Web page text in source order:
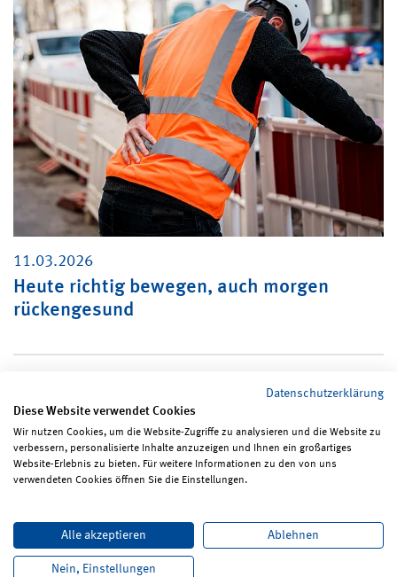
11.03.2026
Heute richtig bewegen, auch morgen
rückengesund
Alle Meldungen
Seite teilen Seite drucken
Erklärung zur Barrierefreiheit
ReadSpeaker
Bildrechte
Karriere
Newsletter Kontakt
Datenschutzerklärung
Diese Website verwendet Cookies
Wir nutzen Cookies, um die Website-Zugriffe zu analysieren und die Website zu
verbessern, personalisierte Inhalte anzuzeigen und Ihnen ein großartiges
Website-Erlebnis zu bieten. Für weitere Informationen zu den von uns
verwendeten Cookies öffnen Sie die Einstellungen.
Alle akzeptieren Ablehnen
Nein, Einstellungen